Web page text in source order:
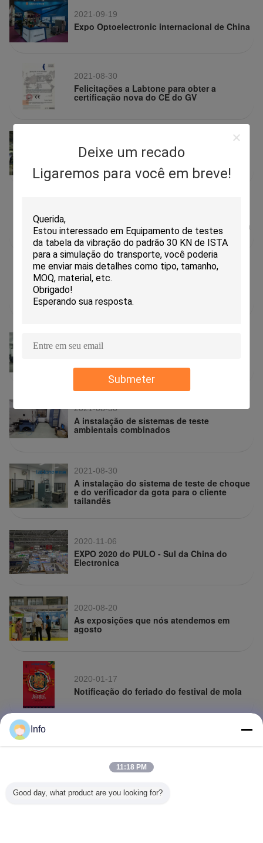
Deixe um recado
Ligaremos para você em breve!
Submeter
2021-09-19
Expo Optoelectronic internacional de China
2021-08-30
Felicitações a Labtone para obter a
certificação nova do CE do GV
2021-04-14
Electronica 2021 de Shanghai Munich
Feira internacional 2021 da bateria de China
2021-08-30
CMTE 2021 (tecnologia da medida da
equipamento)
2021-08-30
2021-08-30
A instalação de sistemas de teste
ambientais combinados
2021-08-30
A instalação do sistema de teste de choque
e do verificador da gota para o cliente
tailandês
2020-11-06
EXPO 2020 do PULO - Sul da China do
Electronica
2020-08-20
As exposições que nós atendemos em
agosto
2020-01-17
Notificação do feriado do festival de mola
Shanghai
Info
11:18 PM
Good day, what product are you looking for?